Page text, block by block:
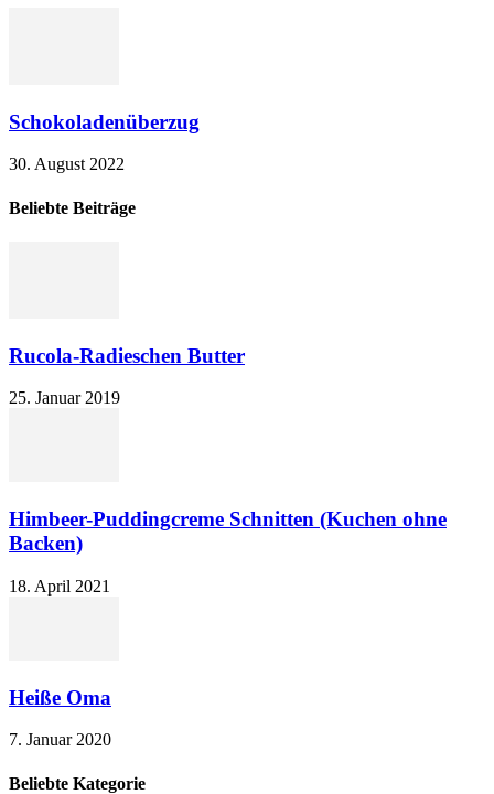
Schokoladenüberzug
30. August 2022
Beliebte Beiträge
Rucola-Radieschen Butter
25. Januar 2019
Himbeer-Puddingcreme Schnitten (Kuchen ohne
Backen)
18. April 2021
Heiße Oma
7. Januar 2020
Beliebte Kategorie